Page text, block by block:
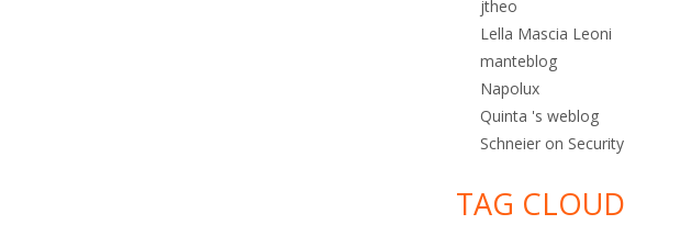
jtheo
Lella Mascia Leoni
manteblog
Napolux
Quinta 's weblog
Schneier on Security
TAG CLOUD